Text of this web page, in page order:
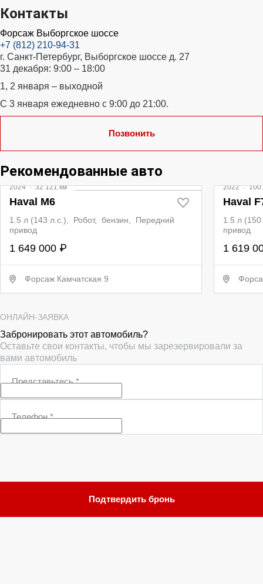
Контакты
Форсаж Выборгское шоссе
+7 (812) 210-94-31
г. Санкт-Петербург, Выборгское шоссе д. 27
31 декабря: 9:00 – 18:00
1, 2 января – выходной
С 3 января ежедневно с 9:00 до 21:00.
Позвонить
Рекомендованные авто
2024·32 121 км
Haval M6
1.5 л (143 л.с.), Робот, бензин, Передний
привод
1 649 000 ₽
Форсаж Камчатская 9
2022·100
Haval
1.5 л
привод
1 619
ОНЛАЙН-ЗАЯВКА
Забронировать этот автомобиль?
Оставьте свои контакты, чтобы мы зарезервировали за
вами автомобиль
Представьтесь*
Телефон*
Подтвердить бронь